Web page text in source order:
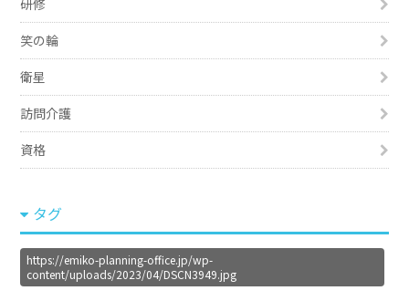
笑の輪
衛星
訪問介護
資格
タグ
https://emiko-planning-office.jp/wp-
content/uploads/2023/04/DSCN3949.jpg